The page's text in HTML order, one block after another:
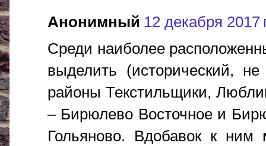
Анонимный 12 декабря 2017
Среди наиболее
выделить (исторический,
районы Текстильщики,
– Бирюлево Восточное и
Гольяново. Вдобавок к ним